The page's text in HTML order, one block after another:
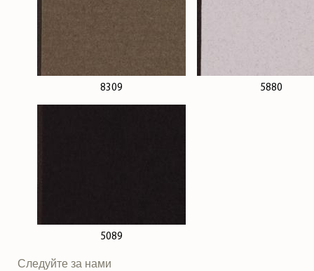
8309 5880
5089
Следуйте за нами